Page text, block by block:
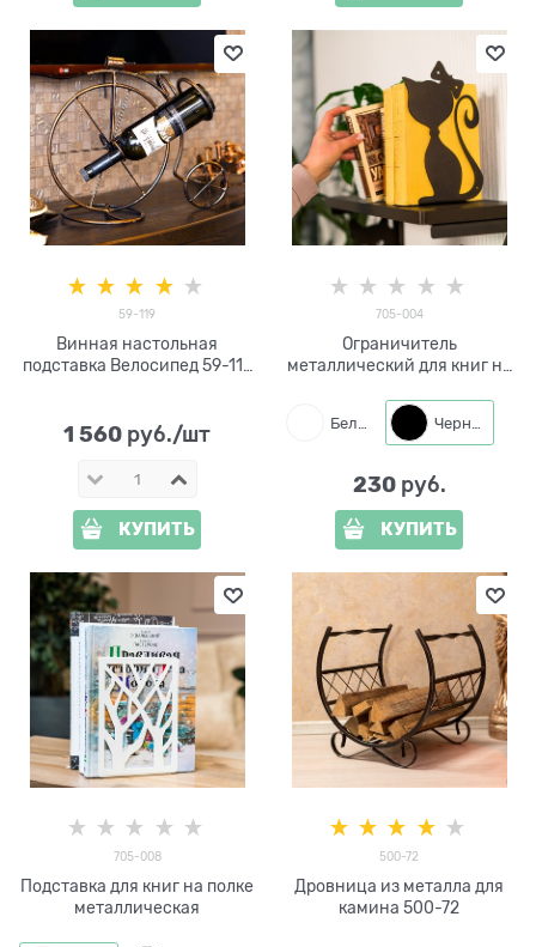
59-119
Винная настольная
подставка Велосипед 59-119
1 560 руб./шт
КУПИТЬ
705-004
Ограничитель
металлический для книг на
230 руб.
КУПИТЬ
705-008
Подставка для книг на полке
металлическая
500-72
Дровница из металла для
камина 500-72